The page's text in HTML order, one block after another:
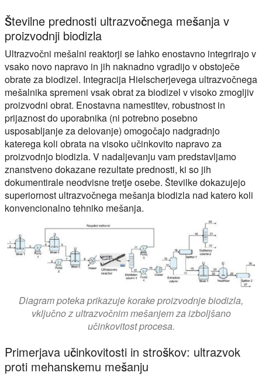
Številne prednosti ultrazvočnega mešanja v
proizvodnji biodizla
Ultrazvočni mešalni reaktorji se lahko enostavno integrirajo v
vsako novo napravo in jih naknadno vgradijo v obstoječe
obrate za biodizel. Integracija Hielscherjevega ultrazvočnega
mešalnika spremeni vsak obrat za biodizel v visoko zmogljiv
proizvodni obrat. Enostavna namestitev, robustnost in
prijaznost do uporabnika (ni potrebno posebno
usposabljanje za delovanje) omogočajo nadgradnjo
katerega koli obrata na visoko učinkovito napravo za
proizvodnjo biodizla. V nadaljevanju vam predstavljamo
znanstveno dokazane rezultate prednosti, ki so jih
dokumentirale neodvisne tretje osebe. Številke dokazujejo
superiornost ultrazvočnega mešanja biodizla nad katero koli
konvencionalno tehniko mešanja.
Diagram poteka prikazuje korake proizvodnje biodizla,
vključno z ultrazvočnim mešanjem za izboljšano
učinkovitost procesa.
Primerjava učinkovitosti in stroškov: ultrazvok
proti mehanskemu mešanju